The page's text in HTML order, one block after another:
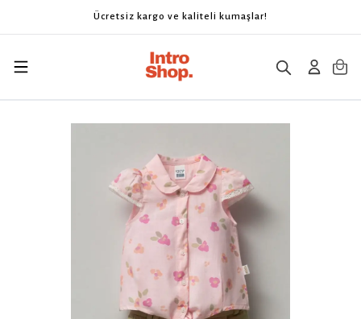
Ücretsiz kargo ve kaliteli kumaşlar!